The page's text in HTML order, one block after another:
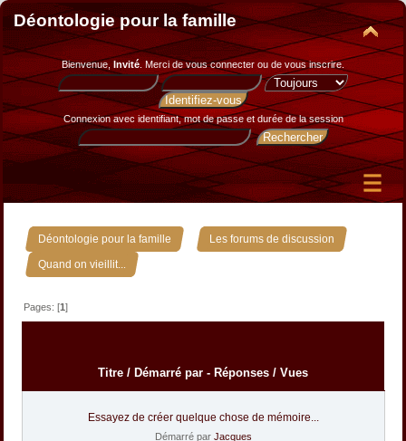
Déontologie pour la famille
Bienvenue, Invité. Merci devous connecter ou de vous inscrire.
Connexion avec identifiant, mot de passe et durée de la session
Déontologie pour la famille » Les forums de discussion »
Quand on vieillit...
Pages: [1]
Titre / Démarré par - Réponses / Vues
Essayez de créer quelque chose de mémoire...
Démarré par Jacques